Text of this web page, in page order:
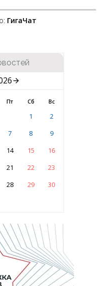
ГигаЧат
Пт Сб Вс
1
2
7 8
9
14 15
16
21 22
23
28 29
30